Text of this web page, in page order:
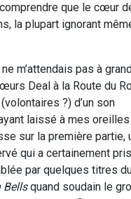
comprendre que le cœur
la plupart ignorant
m’attendais pas à
Deal à la Route du
?) d’un son
laissé à mes
sur la première partie,
qui a certainement
par quelques titres
Bellsquand soudain le